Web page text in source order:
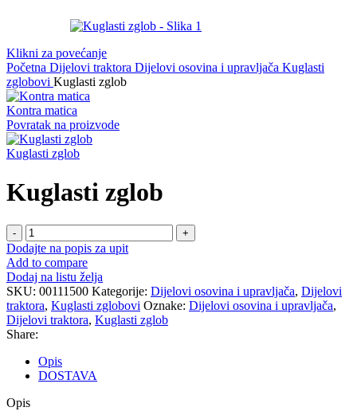
Klikni za povećanje
Početna Dijelovi traktora Dijelovi osovina i upravljača Kuglasti
zglobovi Kuglasti zglob
Kontra matica
Povratak na proizvode
Kuglasti zglob
Kuglasti zglob
Kuglasti
zglob
količina
Dodajte na popis za upit
Add to compare
Dodaj na listu želja
SKU: 00111500 Kategorije: Dijelovi osovina i upravljača, Dijelovi
traktora, Kuglasti zglobovi Oznake: Dijelovi osovina i upravljača,
Dijelovi traktora, Kuglasti zglob
Share:
Opis
DOSTAVA
Opis